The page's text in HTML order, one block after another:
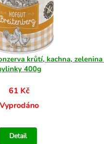
krůtí, kachna, zelenina
400g
61 Kč
Vyprodáno
Detail